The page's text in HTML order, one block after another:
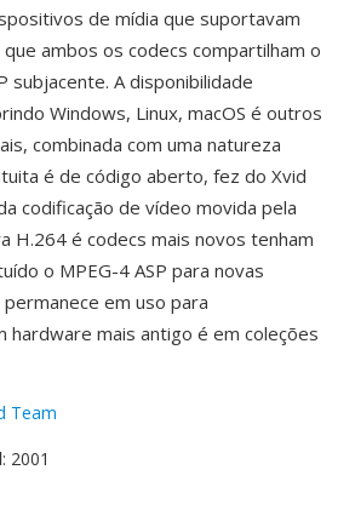
de mídia que suportavam
que ambos os codecs compartilham o
subjacente. A disponibilidade
Windows, Linux, macOS é outros
combinada com uma natureza
é de código aberto, fez do Xvid
codificação de vídeo movida pela
H.264 é codecs mais novos tenham
o MPEG-4 ASP para novas
em uso para
hardware mais antigo é em coleções
Team
: 2001